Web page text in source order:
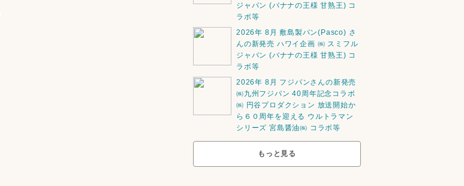
ジャパン (バナナの王様 甘熟王) コ
ラボ等
2026年 8月 敷島製パン(Pasco) さ
んの新発売 ハワイ企画 ㈱ スミフル
ジャパン (バナナの王様 甘熟王) コ
ラボ等
2026年 8月 フジパンさんの新発売
㈱九州フジパン 40周年記念コラボ
㈱ 円谷プロダクション 放送開始か
ら６０周年を迎える ウルトラマン
シリーズ 宮島醤油㈱ コラボ等
もっと見る